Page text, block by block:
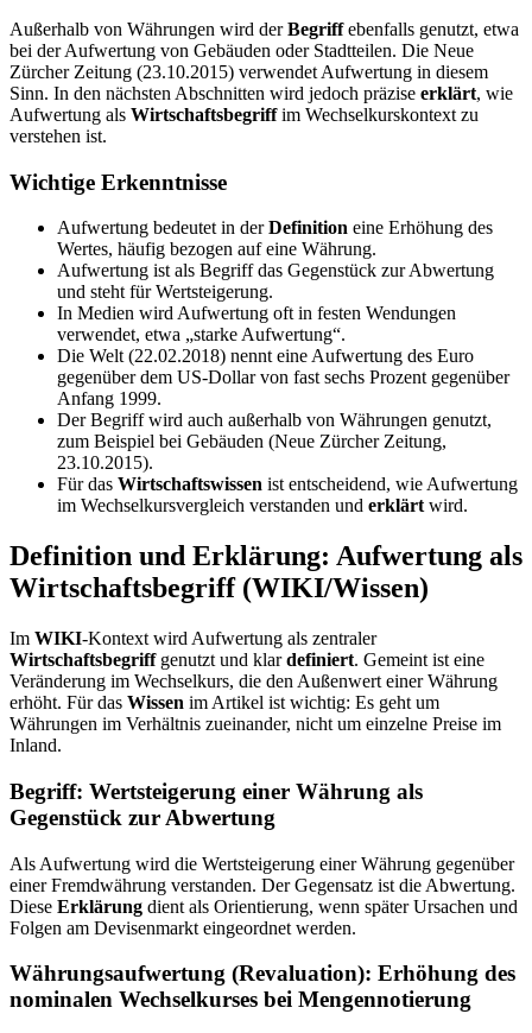
Außerhalb von Währungen wird derBegriffebenfalls genutzt, etwa
bei der Aufwertung von Gebäuden oder Stadtteilen. Die Neue
Zürcher Zeitung (23.10.2015) verwendet Aufwertung in diesem
Sinn. In den nächsten Abschnitten wird jedoch präzise erklärt, wie
Aufwertung als Wirtschaftsbegriffim Wechselkurskontext zu
verstehen ist.
Wichtige Erkenntnisse
Aufwertung bedeutet in derDefinition eine Erhöhung des
Wertes, häufig bezogen auf eine Währung.
Aufwertung ist als Begriff das Gegenstück zur Abwertung
und steht für Wertsteigerung.
In Medien wird Aufwertung oft in festen Wendungen
verwendet, etwa „starke Aufwertung“.
Die Welt (22.02.2018) nennt eine Aufwertung des Euro
gegenüber dem US‑Dollar von fast sechs Prozent gegenüber
Anfang 1999.
Der Begriff wird auch außerhalb von Währungen genutzt,
zum Beispiel bei Gebäuden (Neue Zürcher Zeitung,
23.10.2015).
Für das Wirtschaftswissen ist entscheidend, wie Aufwertung
im Wechselkursvergleich verstanden und erklärt wird.
Definition und Erklärung: Aufwertung als
Wirtschaftsbegriff (WIKI/Wissen)
Im WIKI-Kontext wird Aufwertung als zentraler
Wirtschaftsbegriffgenutzt und klardefiniert. Gemeint ist eine
Veränderung im Wechselkurs, die den Außenwert einer Währung
erhöht. Für das Wissen im Artikel ist wichtig: Es geht um
Währungen im Verhältnis zueinander, nicht um einzelne Preise im
Inland.
Begriff: Wertsteigerung einer Währung als
Gegenstück zur Abwertung
Als Aufwertung wird die Wertsteigerung einer Währung gegenüber
einer Fremdwährung verstanden. Der Gegensatz ist die Abwertung.
Diese Erklärung dient als Orientierung, wenn später Ursachen und
Folgen am Devisenmarkt eingeordnet werden.
Währungsaufwertung (Revaluation): Erhöhung des
nominalen Wechselkurses bei Mengennotierung